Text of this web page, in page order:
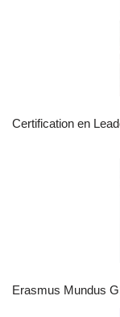
Certification en
Erasmus Mundus